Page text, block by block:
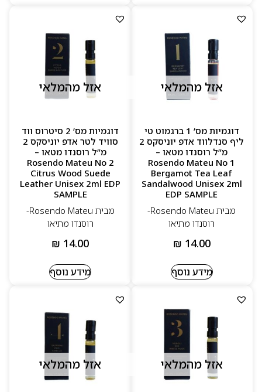
אזל מהמלאי
דוגמיות מס’ 1 ברגמוט טי
ליף סנדלווד אדפ יוניסקס 2
מ”ל רוסנדו מטאו –
Rosendo Mateu No 1
Bergamot Tea Leaf
Sandalwood Unisex 2ml
EDP SAMPLE
מבית Rosendo Mateu-
רוסנדו מתיאו
₪ 14.00
מידע נוסף
אזל מהמלאי
דוגמיות מס’ 2 סיטרוס ווד
סוויד לטר אדפ יוניסקס 2
מ”ל רוסנדו מטאו –
Rosendo Mateu No 2
Citrus Wood Suede
Leather Unisex 2ml EDP
SAMPLE
מבית Rosendo Mateu-
רוסנדו מתיאו
₪ 14.00
מידע נוסף
אזל מהמלאי אזל מהמלאי